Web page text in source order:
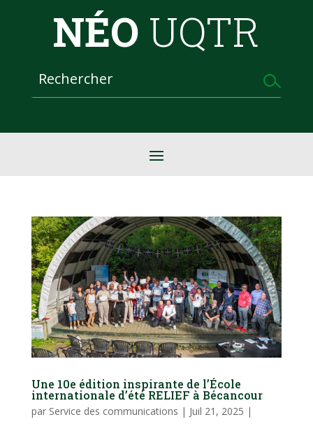
NÉO UQTR
Une 10e édition inspirante de l’École
internationale d’été RELIEF à Bécancour
par Service des communications | Juil 21, 2025 |